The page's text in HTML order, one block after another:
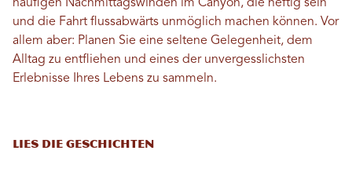
häufigen Nachmittagswinden im Canyon, die heftig sein
und die Fahrt flussabwärts unmöglich machen können. Vor
allem aber: Planen Sie eine seltene Gelegenheit, dem
Alltag zu entfliehen und eines der unvergesslichsten
Erlebnisse Ihres Lebens zu sammeln.
LIES DIE GESCHICHTEN